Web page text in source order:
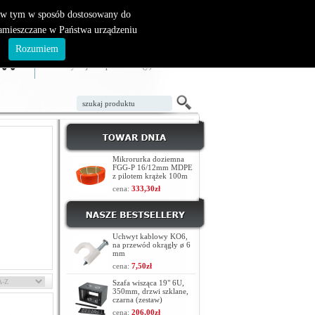
TWÓJ KOSZYK
W koszyku jest 0 produktów(y)
ZAŁÓŻ KONTO LOGOWANIE
Mikrorurka doziemna
FGG-P 16/12mm MDPE
z pilotem krążek 100m
cena: 333,30zł
Uchwyt kablowy KO6,
na przewód okrągły ø 6
mm
cena: 7,50zł
Szafa wisząca 19" 6U,
350mm, drzwi szklane,
czarna (zestaw)
cena: 206,00zł
tym w sposób dostosowany do
w Państwa urządzeniu
Rozumiem